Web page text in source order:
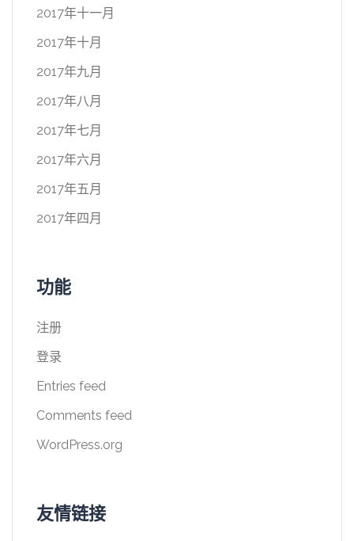
2017年十一月
2017年十月
2017年九月
2017年八月
2017年七月
2017年六月
2017年五月
2017年四月
功能
注册
登录
Entries feed
Comments feed
WordPress.org
友情链接